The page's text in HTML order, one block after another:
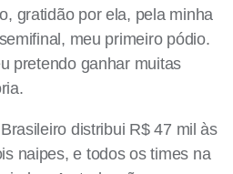
gratidão por ela, pela minha
meu primeiro pódio.
pretendo ganhar muitas
distribui R$ 47 mil às
naipes, e todos os times na